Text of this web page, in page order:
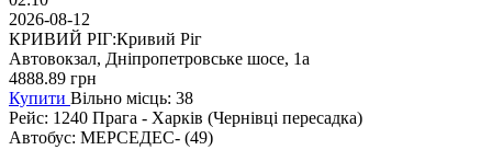
2026-08-12
КРИВИЙ РІГ:Кривий Ріг
Автовокзал, Дніпропетровське шосе, 1а
4888.89 грн
Купити Вільно місць: 38
Рейс: 1240 Прага - Харків (Чернiвцi пeресaдка)
Автобус: МЕРСЕДЕС- (49)